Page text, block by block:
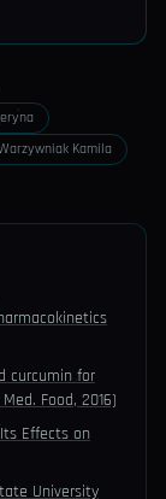
Kamila
curcumin for
Food, 2016)
Effects on
University